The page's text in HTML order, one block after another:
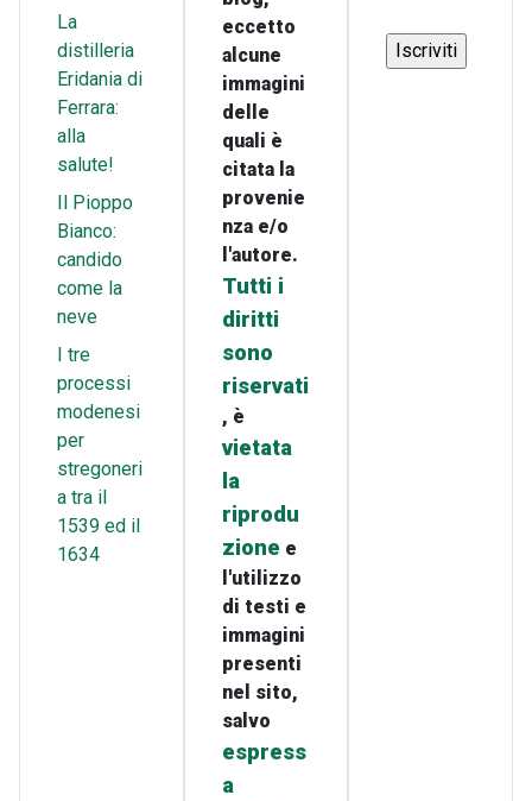
La
distilleria
Eridania di
Ferrara:
alla
salute!
Il Pioppo
Bianco:
candido
come la
neve
I tre
processi
modenesi
per
stregoneri
a tra il
1539 ed il
1634
eccetto
alcune
immagini
delle
quali è
citata la
provenie
nza e/o
l'autore.
Tutti i
diritti
sono
riservati
, è
vietata
la
riprodu
zione e
l'utilizzo
di testi e
immagini
presenti
nel sito,
salvo
espress
a